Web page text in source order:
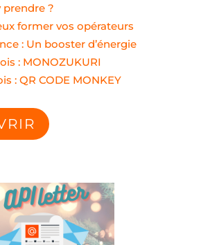
prendre ?
former vos opérateurs
: Un booster d’énergie
: MONOZUKURI
: QR CODE MONKEY